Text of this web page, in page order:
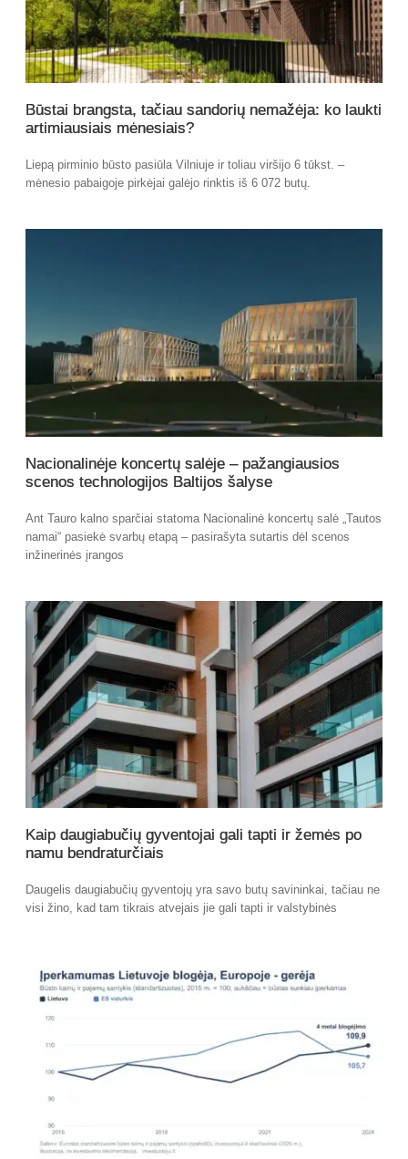
Būstai brangsta, tačiau sandorių nemažėja: ko laukti
artimiausiais mėnesiais?
Liepą pirminio būsto pasiūla Vilniuje ir toliau viršijo 6 tūkst. –
mėnesio pabaigoje pirkėjai galėjo rinktis iš 6 072 butų.
Nacionalinėje koncertų salėje – pažangiausios
scenos technologijos Baltijos šalyse
Ant Tauro kalno sparčiai statoma Nacionalinė koncertų salė „Tautos
namai“ pasiekė svarbų etapą – pasirašyta sutartis dėl scenos
inžinerinės įrangos
Kaip daugiabučių gyventojai gali tapti ir žemės po
namu bendraturčiais
Daugelis daugiabučių gyventojų yra savo butų savininkai, tačiau ne
visi žino, kad tam tikrais atvejais jie gali tapti ir valstybinės